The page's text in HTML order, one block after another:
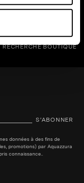
RECHERCHE BOUTIQUE
S’ABONNER
données à des fins de
promotions) par Aquazzura
connaissance..